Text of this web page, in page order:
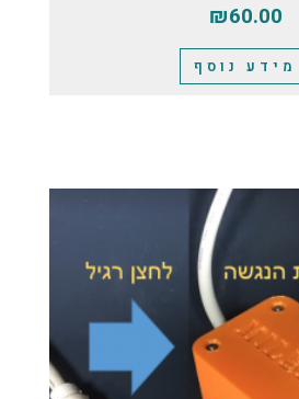
₪60.00
מידע נוסף